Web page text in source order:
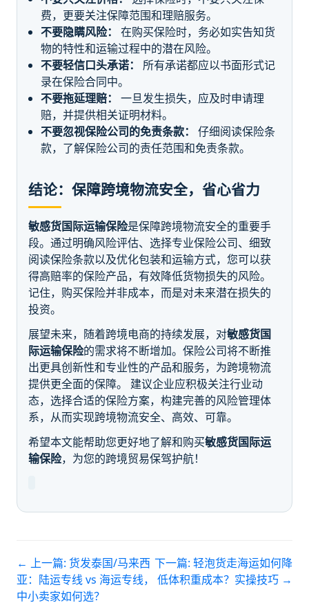
费，更要关注保障范围和理赔服务。
不要隐瞒风险：
在购买保险时，务必如实告知货
物的特性和运输过程中的潜在风险。
不要轻信口头承诺：
所有承诺都应以书面形式记
录在保险合同中。
不要拖延理赔：
一旦发生损失，应及时申请理
赔，并提供相关证明材料。
不要忽视保险公司的免责条款：
仔细阅读保险条
款，了解保险公司的责任范围和免责条款。
结论：保障跨境物流安全，省心省力
敏感货国际运输保险是保障跨境物流安全的重要手
段。通过明确风险评估、选择专业保险公司、细致
阅读保险条款以及优化包装和运输方式，您可以获
得高赔率的保险产品，有效降低货物损失的风险。
记住，购买保险并非成本，而是对未来潜在损失的
投资。
展望未来，随着跨境电商的持续发展，对敏感货国
际运输保险的需求将不断增加。保险公司将不断推
出更具创新性和专业性的产品和服务，为跨境物流
提供更全面的保障。 建议企业应积极关注行业动
态，选择合适的保险方案，构建完善的风险管理体
系，从而实现跨境物流安全、高效、可靠。
希望本文能帮助您更好地了解和购买敏感货国际运
输保险，为您的跨境贸易保驾护航！
← 上一篇: 货发泰国/马来西
亚：陆运专线 vs 海运专线，
中小卖家如何选？
下一篇: 轻泡货走海运如何降
低体积重成本？实操技巧 →